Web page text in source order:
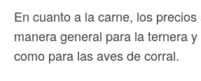
En cuanto a la carne, los
manera general para la ternera
como para las aves de corral.